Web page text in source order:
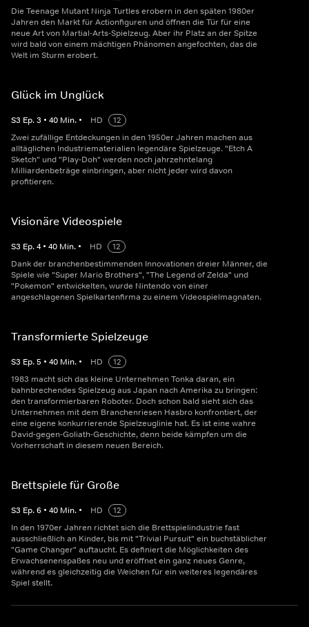
Die Teenage Mutant Ninja Turtles erobern in den späten 1980er
Jahren den Markt für Actionfiguren und öffnen die Tür für eine
neue Art von Martial-Arts-Spielzeug. Aber ihr Platz an der Spitze
wird bald von einem mächtigen Phänomen angefochten, das die
Welt im Sturm erobert.
Glück im Unglück
S3 Ep.3 • 40 Min. • HD
12
Zwei zufällige Entdeckungen in den 1950er Jahren machen aus
alltäglichen Industriematerialien legendäre Spielzeuge. "Etch A
Sketch" und "Play-Doh" werden noch jahrzehntelang
Milliardenbeträge einbringen, aber nicht jeder wird davon
profitieren.
Visionäre Videospiele
S3 Ep.4 • 40 Min. • HD
12
Dank der branchenbestimmenden Innovationen dreier Männer, die
Spiele wie "Super Mario Brothers", "The Legend of Zelda" und
"Pokemon" entwickelten, wurde Nintendo von einer
angeschlagenen Spielkartenfirma zu einem Videospielmagnaten.
Transformierte Spielzeuge
S3 Ep.5 • 40 Min. • HD
12
1983 macht sich das kleine Unternehmen Tonka daran, ein
bahnbrechendes Spielzeug aus Japan nach Amerika zu bringen:
den transformierbaren Roboter. Doch schon bald sieht sich das
Unternehmen mit dem Branchenriesen Hasbro konfrontiert, der
eine eigene konkurrierende Spielzeuglinie hat. Es ist eine wahre
David-gegen-Goliath-Geschichte, denn beide kämpfen um die
Vorherrschaft in diesem neuen Bereich.
Brettspiele für Große
S3 Ep.6 • 40 Min. • HD
12
In den 1970er Jahren richtet sich die Brettspielindustrie fast
ausschließlich an Kinder, bis mit "Trivial Pursuit" ein buchstäblicher
"Game Changer" auftaucht. Es definiert die Möglichkeiten des
Erwachsenenspaßes neu und eröffnet ein ganz neues Genre,
während es gleichzeitig die Weichen für ein weiteres legendäres
Spiel stellt.